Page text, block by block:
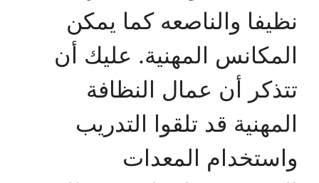
نظيفا والناصعه كما يمكن
المكانس المهنية. عليك أن
تتذكر أن عمال النظافة
المهنية قد تلقوا التدريب
واستخدام المعدات